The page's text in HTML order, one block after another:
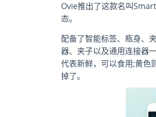
Ovie推出了这款名叫
态。
配备了智能标签、瓶身、
器、夹子以及通用连接器
代表新鲜，可以食用;黄色
掉了。